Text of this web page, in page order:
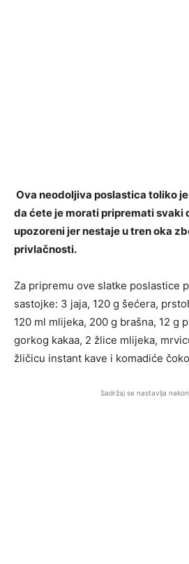
Ova neodoljiva poslastica toliko
da ćete je morati pripremati svaki
upozoreni jer nestaje u tren oka
privlačnosti.
Za pripremu ove slatke poslastice
sastojke: 3 jaja, 120 g šećera,
120 ml mlijeka, 200 g brašna, 12 g
gorkog kakaa, 2 žlice mlijeka,
žličicu instant kave i komadiće
Sadržaj se nastavlja